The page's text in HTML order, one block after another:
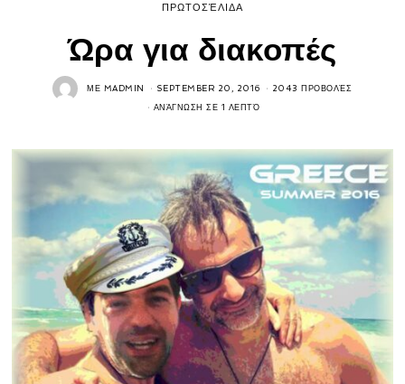
ΠΡΩΤΟΣΈΛΙΔΑ
Ώρα για διακοπές
ΜΕ MADMIN SEPTEMBER 20, 2016 2043 ΠΡΟΒΟΛΈΣ
ΑΝΆΓΝΩΣΗ ΣΕ 1 ΛΕΠΤΌ